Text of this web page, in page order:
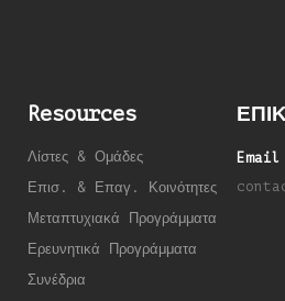
Resources
Λίστες & Ομάδες
Επισ. & Επαγ. Κοινότητες
Μεταπτυχιακά Προγράμματα
Ερευνητικά Προγράμματα
Συνέδρια
Email